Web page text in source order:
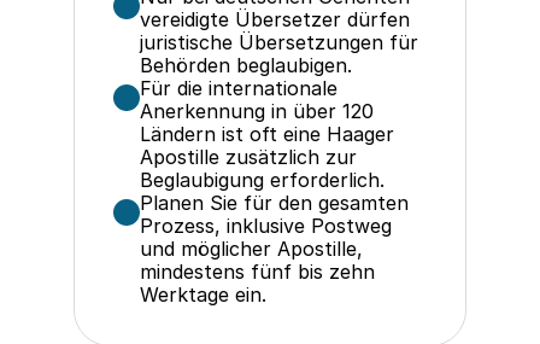
vereidigte Übersetzer dürfen
juristische Übersetzungen für
Behörden beglaubigen.
Für die internationale
Anerkennung in über 120
Ländern ist oft eine Haager
Apostille zusätzlich zur
Beglaubigung erforderlich.
Planen Sie für den gesamten
Prozess, inklusive Postweg
und möglicher Apostille,
mindestens fünf bis zehn
Werktage ein.